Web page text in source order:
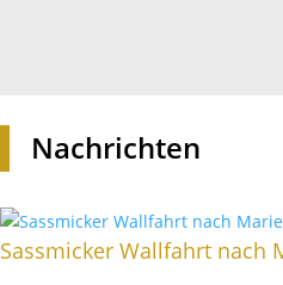
Nach­richten
Sass­mi­cker Wall­fahrt nach